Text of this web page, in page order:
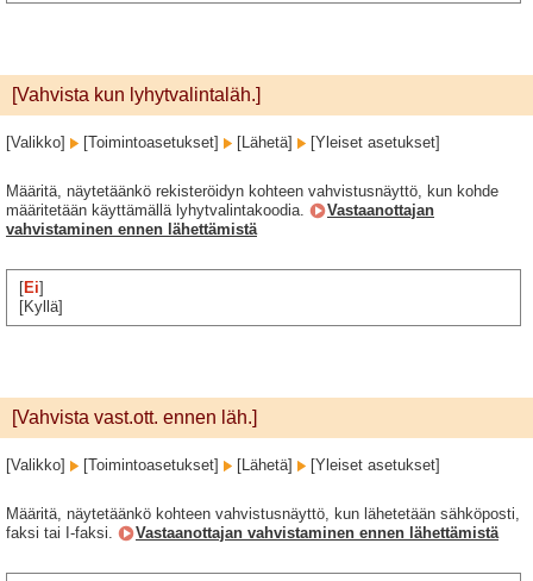
[Vahvista kun lyhytvalintaläh.]
[Valikko] [Toimintoasetukset] [Lähetä] [Yleiset asetukset]
Määritä, näytetäänkö rekisteröidyn kohteen vahvistusnäyttö, kun kohde
määritetään käyttämällä lyhytvalintakoodia.
Vastaanottajan
vahvistaminen ennen lähettämistä
[Ei]
[Kyllä]
[Vahvista vast.ott. ennen läh.]
[Valikko] [Toimintoasetukset] [Lähetä] [Yleiset asetukset]
Määritä, näytetäänkö kohteen vahvistusnäyttö, kun lähetetään sähköposti,
faksi tai I-faksi.
Vastaanottajan vahvistaminen ennen lähettämistä